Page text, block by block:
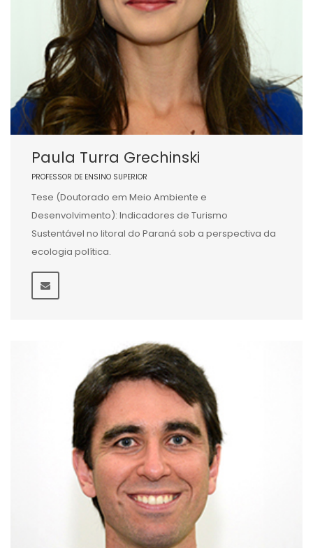
Paula Turra Grechinski
PROFESSOR DE ENSINO SUPERIOR
Tese (Doutorado em Meio Ambiente e
Desenvolvimento): Indicadores de Turismo
Sustentável no litoral do Paraná sob a perspectiva da
ecologia política.